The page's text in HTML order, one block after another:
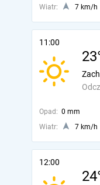
Wiatr:
7 km/h
11:00
Opad: 0 mm
Wiatr:
7 km/h
12:00